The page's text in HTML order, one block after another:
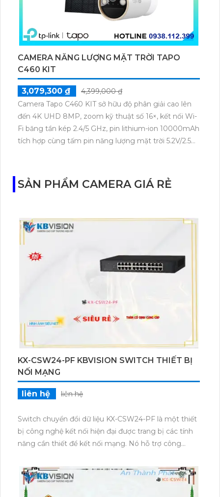
CAMERA NĂNG LƯỢNG MẶT TRỜI TAPO
C460 KIT
3,079,300 ₫
4,399,000 ₫
Camera Tapo C460 KIT sở hữu độ phân giải cao lên
đến 4K UHD 8MP, zoom kỹ thuật số 16×, kết nối Wi-
Fi băng tần kép 2.4/5 GHz, pin lithium-ion 10000mAh
tích hợp cùng tấm pin năng lượng mặt trời 5.2V/2.5W.
SẢN PHẨM CAMERA GIÁ RẺ
KX-CSW24-PF KBVISION SWITCH THIẾT BỊ
NỐI MẠNG
liên hệ liên hệ
Switch chuyển đổi dữ liệu KX-CSW24-PF là một thiết
bị công nghệ kết nối hiện đại được trang bị các tính
năng cần thiết để kết nối mạng. Nó hỗ trợ công
đổi một cách nhanh chóng và ổn định. Với 24 cổng,
switch này có khả năng kết nối nhiều thiết bị cùng
một lúc, đảm bảo hiệu suất mạng tối ưu. Thiết bị này